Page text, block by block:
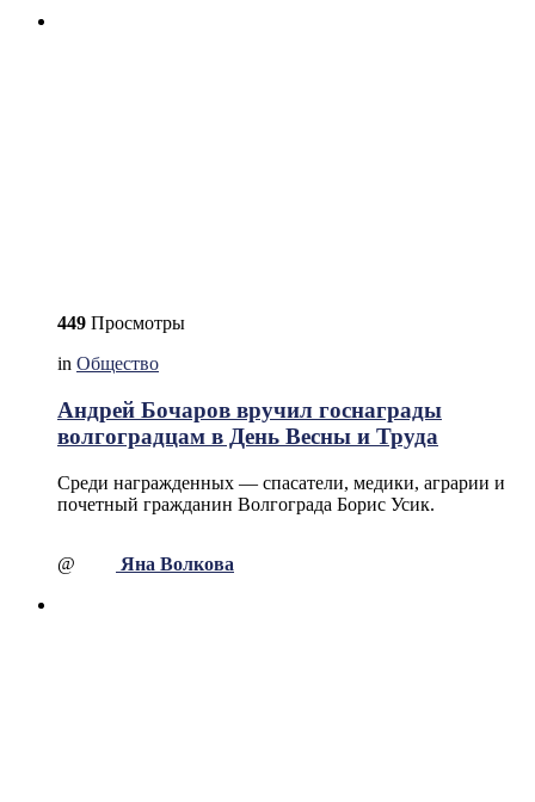
449 Просмотры
in Общество
Андрей Бочаров вручил госнаграды
волгоградцам в День Весны и Труда
Среди награжденных — спасатели, медики, аграрии и
почетный гражданин Волгограда Борис Усик.
@ Яна Волкова